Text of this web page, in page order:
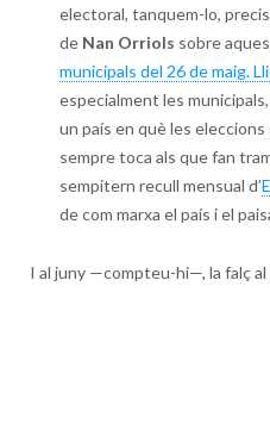
electoral, tanquem-lo,
de Nan Orriols sobre
municipals del 26 de maig.
especialment les
un país en què les
sempre toca als que fan
sempitern recull mensual d’
de com marxa el país i el
I al juny —compteu-hi—, la falç al